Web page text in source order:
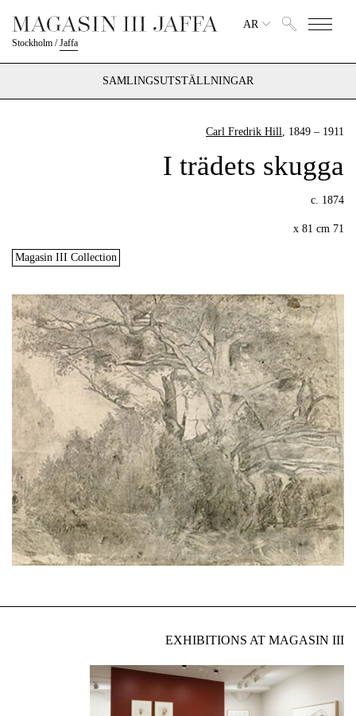
Stockholm /Jaffa
AR
SAMLINGSUTSTÄLLNINGAR
Carl Fredrik Hill, 1849 – 1911
I trädets skugga
c. 1874
71 x 81 cm
Magasin III Collection
EXHIBITIONS AT MAGASIN III